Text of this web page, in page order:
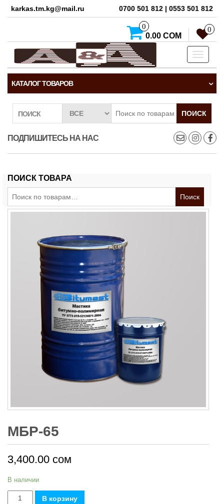
karkas.tm.kg@mail.ru 0700 501 812 | 0553 501 812
0
0.00 СОМ
0
Toggle
КАТАЛОГ ТОВАРОВ
ПОИСК ПОИСК
ПОДПИШИТЕСЬ НА НАС
ПОИСК ТОВАРА
Поиск
МБР-65
3,400.00 сом
В наличии
КоличествоВ корзину